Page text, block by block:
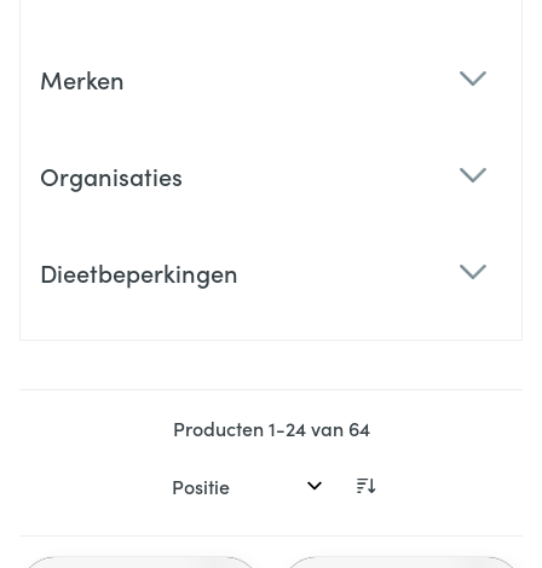
Merken
Organisaties
Dieetbeperkingen
Producten1-24van 64
Sorteer op: